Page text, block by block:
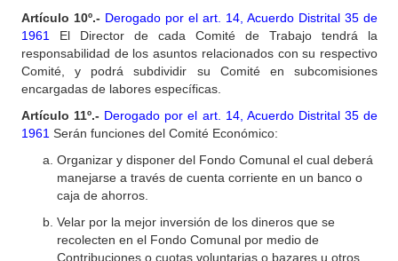
Artículo 10º.- Derogado por el art. 14, Acuerdo Distrital 35 de
1961
El Director de cada Comité de Trabajo tendrá la
responsabilidad de los asuntos relacionados con su respectivo
Comité, y podrá subdividir su Comité en subcomisiones
encargadas de labores específicas.
Artículo 11º.- Derogado por el art. 14, Acuerdo Distrital 35 de
1961 Serán funciones del Comité Económico:
Organizar y disponer del Fondo Comunal el cual deberá
manejarse a través de cuenta corriente en un banco o
caja de ahorros.
Velar por la mejor inversión de los dineros que se
recolecten en el Fondo Comunal por medio de
Contribuciones o cuotas voluntarias o bazares u otros